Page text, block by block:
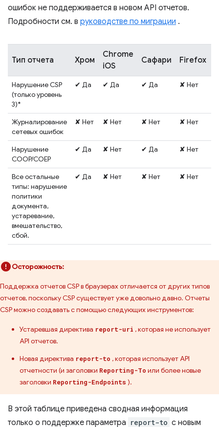
ошибок не поддерживается в новом API отчетов.
Подробности см. в руководстве по миграции .
Тип отчета Хром
Chrome
iOS
Сафари Firefox
Нарушение CSP
(только уровень
3)*
✔ Да ✔ Да ✔ Да ✘ Нет
Журналирование
сетевых ошибок
✘ Нет ✘ Нет ✘ Нет ✘ Нет
Нарушение
COOP/COEP
✔ Да ✘ Нет ✔ Да ✘ Нет
Все остальные
типы: нарушение
политики
документа,
устаревание,
вмешательство,
сбой.
✔ Да ✘ Нет ✘ Нет ✘ Нет
Осторожность:
Поддержка отчетов CSP в браузерах отличается от других типов
отчетов, поскольку CSP существует уже довольно давно. Отчеты
CSP можно создавать с помощью следующих инструментов:
Устаревшая директива report-uri , которая не использует
API отчетов.
Новая директива report-to , которая использует API
отчетности (и заголовки Reporting-To или более новые
заголовки Reporting-Endpoints ).
В этой таблице приведена сводная информация
только о поддержке параметра report-to с новым